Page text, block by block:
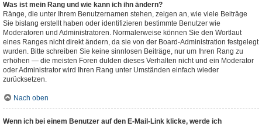
Was ist mein Rang und wie kann ich ihn ändern?
Ränge, die unter Ihrem Benutzernamen stehen, zeigen an, wie viele Beiträge
Sie bislang erstellt haben oder identifizieren bestimmte Benutzer wie
Moderatoren und Administratoren. Normalerweise können Sie den Wortlaut
eines Ranges nicht direkt ändern, da sie von der Board-Administration festgelegt
wurden. Bitte schreiben Sie keine sinnlosen Beiträge, nur um Ihren Rang zu
erhöhen — die meisten Foren dulden dieses Verhalten nicht und ein Moderator
oder Administrator wird Ihren Rang unter Umständen einfach wieder
zurücksetzen.
Nach oben
Wenn ich bei einem Benutzer auf den E-Mail-Link klicke, werde ich